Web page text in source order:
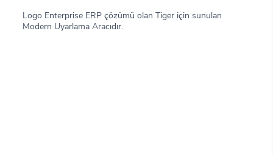
Logo Enterprise ERP çözümü olan Tiger için sunulan
Modern Uyarlama Aracıdır.